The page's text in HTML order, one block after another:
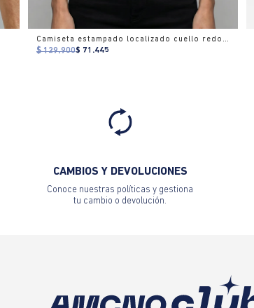
Camiseta estampado localizado cuello redondo para mujer
$ 129.900$ 71.445
CAMBIOS Y DEVOLUCIONES
Conoce nuestras políticas y gestiona
tu cambio o devolución.